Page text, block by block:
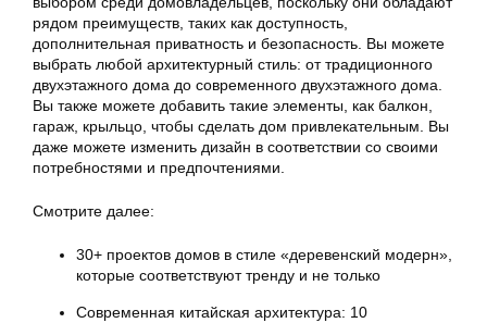
рядом преимуществ, таких как доступность,
дополнительная приватность и безопасность. Вы можете
выбрать любой архитектурный стиль: от традиционного
двухэтажного дома до современного двухэтажного дома.
Вы также можете добавить такие элементы, как балкон,
гараж, крыльцо, чтобы сделать дом привлекательным. Вы
даже можете изменить дизайн в соответствии со своими
потребностями и предпочтениями.
Смотрите далее:
30+ проектов домов в стиле «деревенский модерн»,
которые соответствуют тренду и не только
Современная китайская архитектура: 10